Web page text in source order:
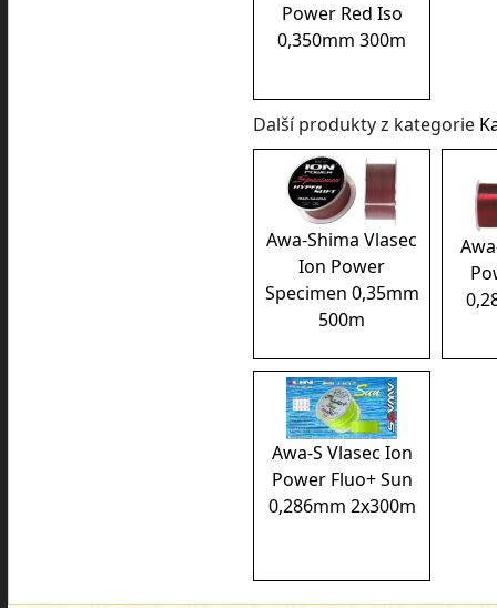
Power Red Iso
0,350mm 300m
Další produkty z kategorie
Awa-Shima Vlasec
Ion Power
Specimen 0,35mm
500m
Awa-S Vlasec Ion
Power Fluo+ Sun
0,286mm 2x300m